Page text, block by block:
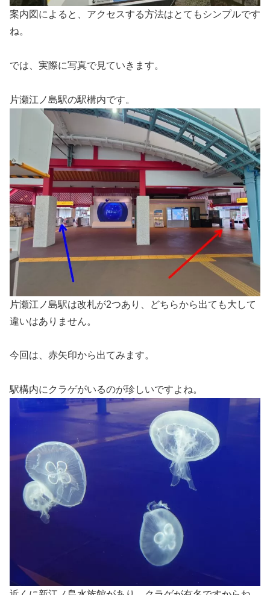
案内図によると、アクセスする方法はとてもシンプルです
ね。
では、実際に写真で見ていきます。
片瀬江ノ島駅の駅構内です。
片瀬江ノ島駅は改札が2つあり、どちらから出ても大して
違いはありません。
今回は、赤矢印から出てみます。
駅構内にクラゲがいるのが珍しいですよね。